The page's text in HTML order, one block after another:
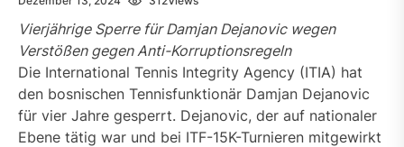
Vierjährige Sperre für Damjan Dejanovic wegen
Verstößen gegen Anti-Korruptionsregeln
Die International Tennis Integrity Agency (ITIA) hat
den bosnischen Tennisfunktionär Damjan Dejanovic
für vier Jahre gesperrt. Dejanovic, der auf nationaler
Ebene tätig war und bei ITF-15K-Turnieren mitgewirkt